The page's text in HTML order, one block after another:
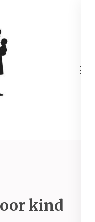
kind